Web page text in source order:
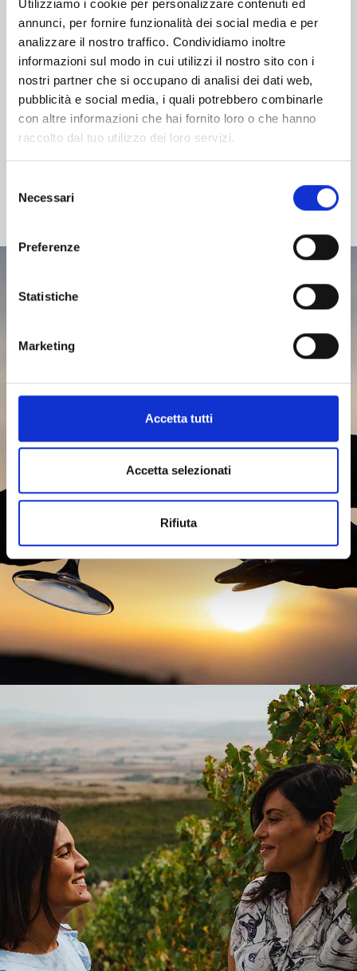
Utilizziamo i cookie per personalizzare contenuti ed
annunci, per fornire funzionalità dei social media e per
analizzare il nostro traffico. Condividiamo inoltre
informazioni sul modo in cui utilizzi il nostro sito con i
nostri partner che si occupano di analisi dei dati web,
pubblicità e social media, i quali potrebbero combinarle
con altre informazioni che hai fornito loro o che hanno
raccolto dal tuo utilizzo dei loro servizi.
delNecessari
Preferenze
Statistiche
Marketing
Accetta tutti
Accetta selezionati
Rifiuta
famiglia e siamo felici di aver recuperato questo valore non solo
per quanto riguarda i vini, ma anche per piccole produzioni di olio
e per le materie prime della Cucina della Tenuta, Arieddas”
Salvatore Pilloni